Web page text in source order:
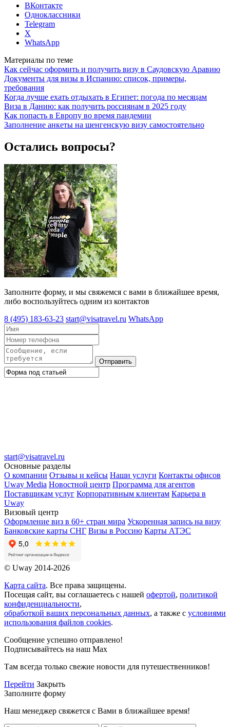
ВКонтакте
Одноклассники
Telegram
X
WhatsApp
Материалы по теме
Как сейчас оформить и получить визу в Саудовскую Аравию
Документы для визы в Испанию: список, примеры,
требования
Когда лучше ехать отдыхать в Египет: погода по месяцам
Виза в Данию: как получить россиянам в 2025 году
Как попасть в Европу во время пандемии
Заполнение анкеты на шенгенскую визу самостоятельно
Остались вопросы?
Заполните форму, и мы свяжемся с вами в ближайшее время,
либо воспользуйтесь одним из контактов
8 (495) 183-63-23 start@visatravel.ru WhatsApp
Отправить
start@visatravel.ru
Основные разделы
О компании Отзывы и кейсы Наши услуги Контакты офисов
Uway Media Новостной центр Программа для агентов
Поставщикам услуг Корпоративным клиентам Карьера в
Uway
Визовый центр
Оформление виз в 60+ стран мира Ускоренная запись на визу
Банковские карты СНГ Визы в Россию Карты АТЭС
© Uway 2014-2026
Карта сайта. Все права защищены.
Посещая сайт, вы соглашаетесь с нашей офертой, политикой
конфиденциальности,
обработкой ваших персональных данных, а также с условиями
использования файлов cookies.
Сообщение успешно отправлено!
Подписывайтесь на наш Max
Там всегда только свежие новости для путешественников!
Перейти Закрыть
Заполните форму
Наш менеджер свяжется с Вами в ближайшее время!